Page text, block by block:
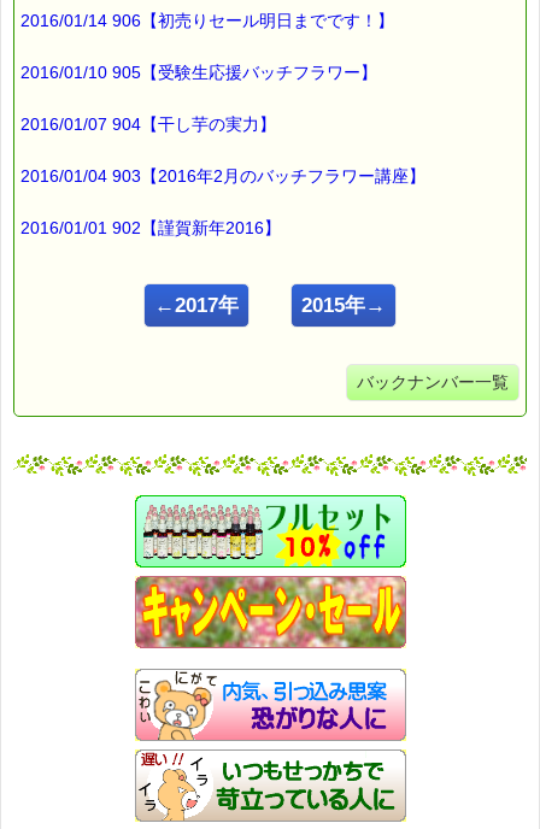
2016/01/14 906【初売りセール明日までです！】
2016/01/10 905【受験生応援バッチフラワー】
2016/01/07 904【干し芋の実力】
2016/01/04 903【2016年2月のバッチフラワー講座】
2016/01/01 902【謹賀新年2016】
←2017年 2015年→
バックナンバー一覧